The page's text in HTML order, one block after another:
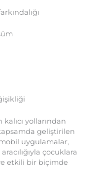
yollarından
geliştirilen
uygulamalar,
çocuklara
etkili bir biçimde